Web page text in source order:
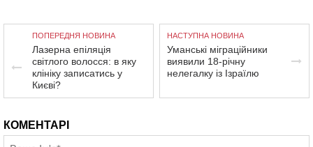
ПОПЕРЕДНЯ НОВИНА
Лазерна епіляція
світлого волосся: в яку
клініку записатись у
Києві?
НАСТУПНА НОВИНА
Уманські міграційники
виявили 18-річну
нелегалку із Ізраїлю
КОМЕНТАРІ